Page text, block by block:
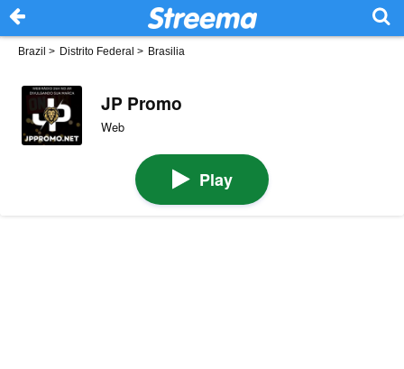
Brazil > Distrito Federal > Brasilia
JP Promo
Web
Play